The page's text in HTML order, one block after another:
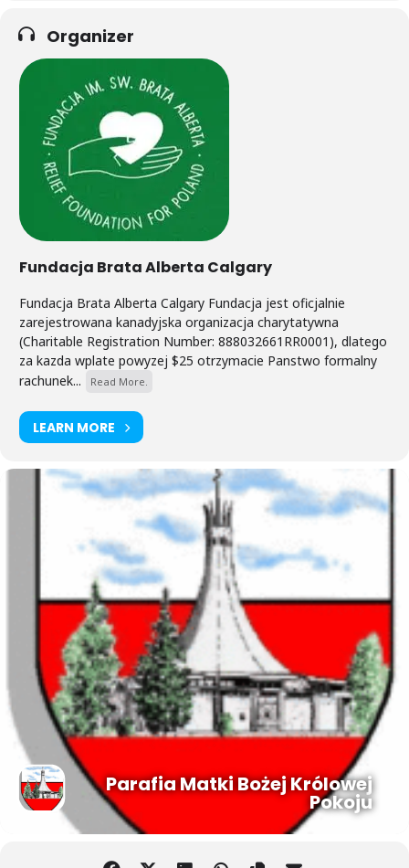
Organizer
Fundacja Brata Alberta Calgary
Fundacja Brata Alberta Calgary Fundacja jest oficjalnie
zarejestrowana kanadyjska organizacja charytatywna
(Charitable Registration Number: 888032661RR0001), dlatego
za kazda wplate powyzej $25 otrzymacie Panstwo formalny
rachunek...
Read More.
LEARN MORE
Parafia Matki Bożej Królowej
Pokoju